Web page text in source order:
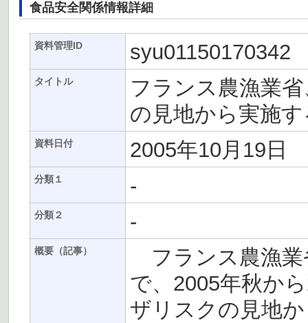
食品安全関係情報詳細
資料管理ID syu01150170342
タイトル
フランス農漁業
の見地から実施
資料日付 2005年10月19日
分類１ -
分類２ -
概要（記事）
フランス農漁業
で、2005年秋か
ザリスクの見地